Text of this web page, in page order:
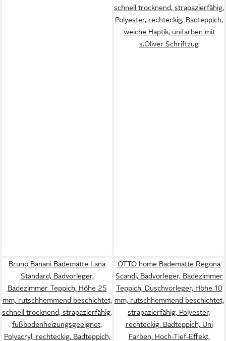
schnell trocknend, strapazierfähig,
Polyester, rechteckig, Badteppich,
weiche Haptik, unifarben mit
s.Oliver Schriftzug
Bruno Banani Badematte Lana
Standard, Badvorleger,
Badezimmer Teppich, Höhe 25
mm, rutschhemmend beschichtet,
schnell trocknend, strapazierfähig,
fußbodenheizungsgeeignet,
Polyacryl, rechteckig, Badteppich,
OTTO home Badematte Regona
Scandi, Badvorleger, Badezimmer
Teppich, Duschvorleger, Höhe 10
mm, rutschhemmend beschichtet,
strapazierfähig, Polyester,
rechteckig, Badteppich, Uni
Farben, Hoch-Tief-Effekt,